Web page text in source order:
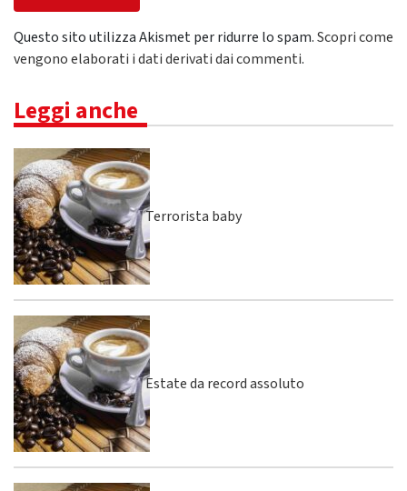
Questo sito utilizza Akismet per ridurre lo spam.Scopri come
vengono elaborati i dati derivati dai commenti.
Leggi anche
Terrorista baby
Estate da record assoluto